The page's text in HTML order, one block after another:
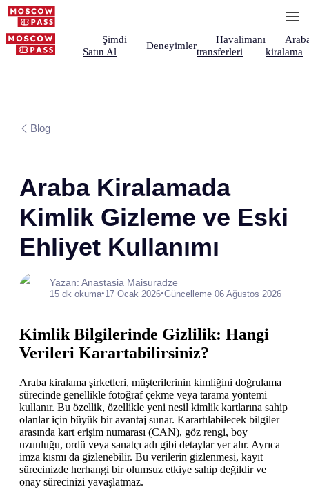
Şimdi
Satın Al
Deneyimler
Havalimanı
transferleri
kiralama
Blog
Araba Kiralamada
Kimlik Gizleme ve Eski
Ehliyet Kullanımı
Yazan: Anastasia Maisuradze
15 dk okuma•17 Ocak 2026•Güncelleme 06 Ağustos 2026
Kimlik Bilgilerinde Gizlilik: Hangi
Verileri Karartabilirsiniz?
Araba kiralama şirketleri, müşterilerinin kimliğini doğrulama
sürecinde genellikle fotoğraf çekme veya tarama yöntemi
kullanır. Bu özellik, özellikle yeni nesil kimlik kartlarına sahip
olanlar için büyük bir avantaj sunar. Karartılabilecek bilgiler
arasında kart erişim numarası (CAN), göz rengi, boy
uzunluğu, ordü veya sanatçı adı gibi detaylar yer alır. Ayrıca
imza kısmı da gizlenebilir. Bu verilerin gizlenmesi, kayıt
sürecinizde herhangi bir olumsuz etkiye sahip değildir ve
onay sürecinizi yavaşlatmaz.